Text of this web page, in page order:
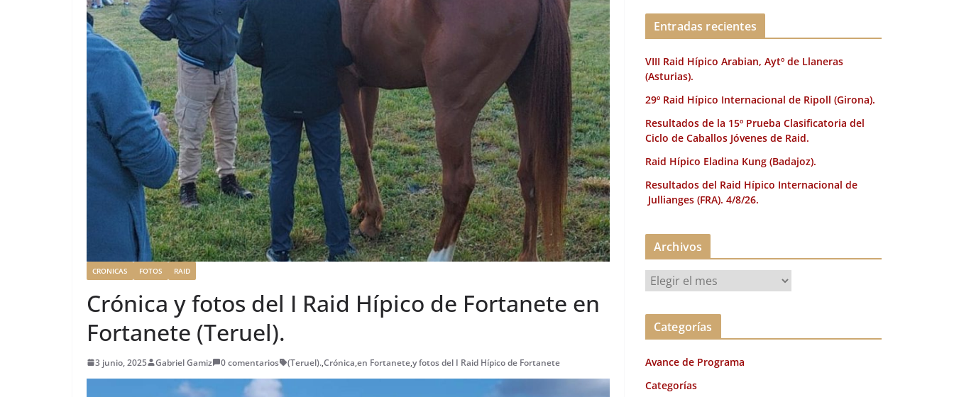
CRONICAS FOTOS RAID
Crónica y fotos del I Raid Hípico de Fortanete en
Fortanete (Teruel).
3 junio, 2025 Gabriel Gamiz 0 comentarios (Teruel).,Crónica,en Fortanete,y fotos del I Raid Hípico de Fortanete
Entradas recientes
VIII Raid Hípico Arabian, Aytº de Llaneras
(Asturias).
29º Raid Hípico Internacional de Ripoll (Girona).
Resultados de la 15º Prueba Clasificatoria del
Ciclo de Caballos Jóvenes de Raid.
Raid Hípico Eladina Kung (Badajoz).
Resultados del Raid Hípico Internacional de
Jullianges (FRA). 4/8/26.
Archivos
r
c
v
o
Categorías
Avance de Programa
Categorías